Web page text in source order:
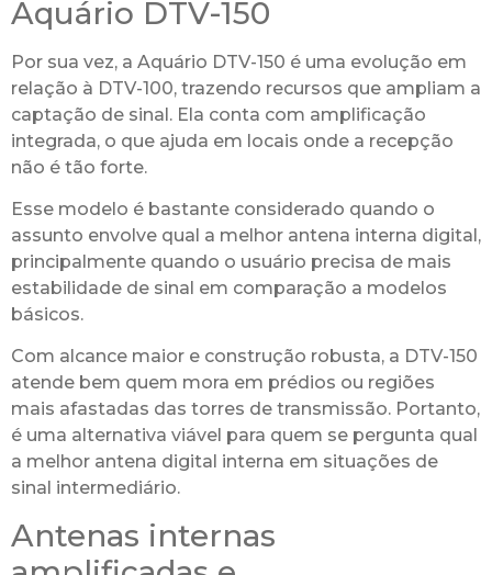
Aquário DTV-150
Por sua vez, a Aquário DTV-150 é uma evolução em
relação à DTV-100, trazendo recursos que ampliam a
captação de sinal. Ela conta com amplificação
integrada, o que ajuda em locais onde a recepção
não é tão forte.
Esse modelo é bastante considerado quando o
assunto envolve qual a melhor antena interna digital,
principalmente quando o usuário precisa de mais
estabilidade de sinal em comparação a modelos
básicos.
Com alcance maior e construção robusta, a DTV-150
atende bem quem mora em prédios ou regiões
mais afastadas das torres de transmissão. Portanto,
é uma alternativa viável para quem se pergunta qual
a melhor antena digital interna em situações de
sinal intermediário.
Antenas internas